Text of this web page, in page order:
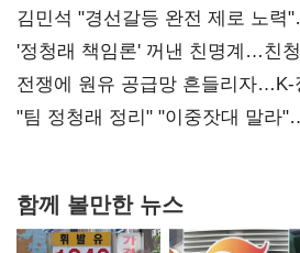
김민석 "경선갈등 완전 제로 노력
사과부터"
'정청래 책임론' 꺼낸 친명계…친
때리기
전쟁에 원유 공급망 흔들리자…K-
핵심으로 재부상
"팀 정청래 정리" "이중잣대 말라
함께 볼만한 뉴스